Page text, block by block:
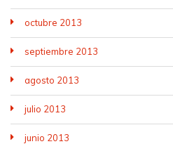
octubre 2013
septiembre 2013
agosto 2013
julio 2013
junio 2013